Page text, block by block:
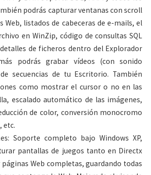
podrás capturar ventanas con scroll
Web, listados de cabeceras de e-mails, el
en WinZip, código de consultas SQL
de ficheros dentro del Explorador
podrás grabar vídeos (con sonido
secuencias de tu Escritorio. También
como mostrar el cursor o no en las
escalado automático de las imágenes,
de color, conversión monocromo
etc.
Soporte completo bajo Windows XP,
pantallas de juegos tanto en Directx
páginas Web completas, guardando todas